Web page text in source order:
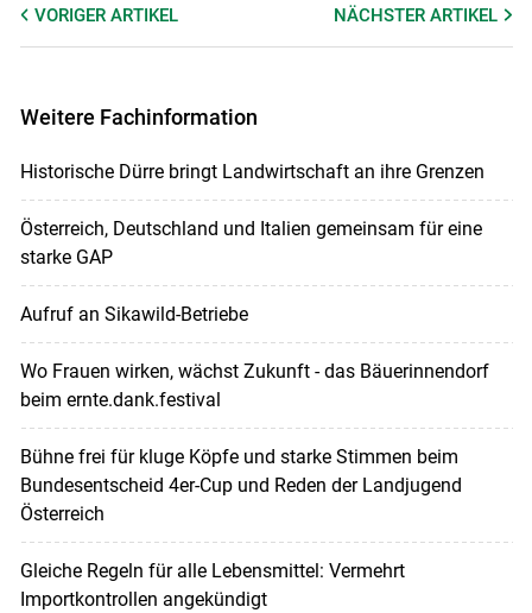
VORIGER ARTIKEL NÄCHSTERARTIKEL
Weitere Fachinformation
Historische Dürre bringt Landwirtschaft an ihre Grenzen
Österreich, Deutschland und Italien gemeinsam für eine
starke GAP
Aufruf an Sikawild-Betriebe
Wo Frauen wirken, wächst Zukunft - das Bäuerinnendorf
beim ernte.dank.festival
Bühne frei für kluge Köpfe und starke Stimmen beim
Bundesentscheid 4er-Cup und Reden der Landjugend
Österreich
Gleiche Regeln für alle Lebensmittel: Vermehrt
Importkontrollen angekündigt